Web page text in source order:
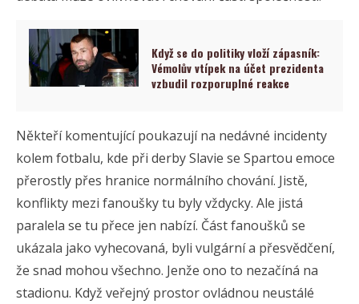
Když se do politiky vloží zápasník:
Vémolův vtípek na účet prezidenta
vzbudil rozporuplné reakce
Někteří komentující poukazují na nedávné incidenty
kolem fotbalu, kde při derby Slavie se Spartou emoce
přerostly přes hranice normálního chování. Jistě,
konflikty mezi fanoušky tu byly vždycky. Ale jistá
paralela se tu přece jen nabízí. Část fanoušků se
ukázala jako vyhecovaná, byli vulgární a přesvědčení,
že snad mohou všechno. Jenže ono to nezačíná na
stadionu. Když veřejný prostor ovládnou neustálé